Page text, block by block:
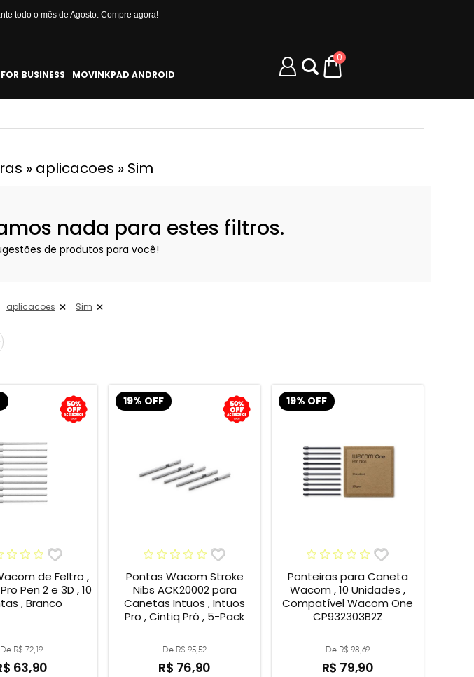
todo o mês de Agosto. Compre agora!
BUSINESS MOVINKPAD ANDROID
0
» aplicacoes » Sim
nada para estes filtros.
de produtos para você!
aplicacoes Sim
de Feltro ,
Pen 2 e 3D , 10
, Branco
De R$ 72,19
63,90
19% OFF
Pontas Wacom Stroke
Nibs ACK20002 para
Canetas Intuos , Intuos
Pro , Cintiq Pró , 5-Pack
De R$ 95,52
R$ 76,90
19% OFF
Ponteiras para Caneta
Wacom , 10 Unidades ,
Compatível Wacom One
CP932303B2Z
De R$ 98,69
R$ 79,90